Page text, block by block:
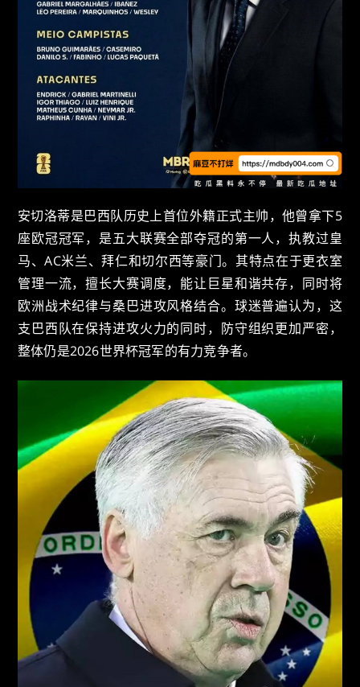
安切洛蒂是巴西队历史上首位外籍正式主帅，他曾拿下5
座欧冠冠军，是五大联赛全部夺冠的第一人，执教过皇
马、AC米兰、拜仁和切尔西等豪门。其特点在于更衣室
管理一流，擅长大赛调度，能让巨星和谐共存，同时将
欧洲战术纪律与桑巴进攻风格结合。球迷普遍认为，这
支巴西队在保持进攻火力的同时，防守组织更加严密，
整体仍是2026世界杯冠军的有力竞争者。